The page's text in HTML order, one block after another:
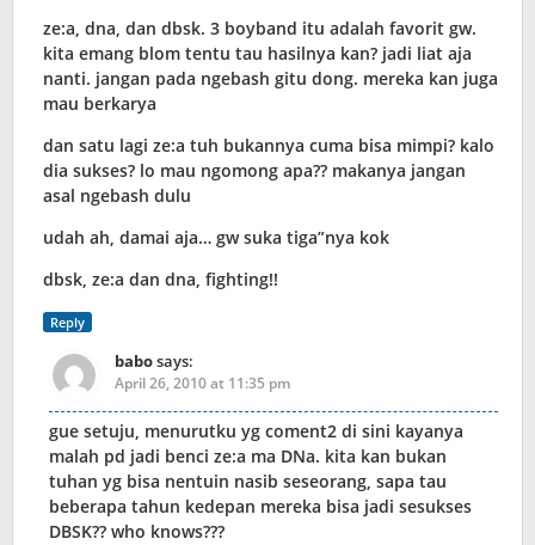
ze:a, dna, dan dbsk. 3 boyband itu adalah favorit gw.
kita emang blom tentu tau hasilnya kan? jadi liat aja
nanti. jangan pada ngebash gitu dong. mereka kan juga
mau berkarya
dan satu lagi ze:a tuh bukannya cuma bisa mimpi? kalo
dia sukses? lo mau ngomong apa?? makanya jangan
asal ngebash dulu
udah ah, damai aja… gw suka tiga”nya kok
dbsk, ze:a dan dna, fighting!!
Reply
babosays:
April 26, 2010 at 11:35 pm
gue setuju, menurutku yg coment2 di sini kayanya
malah pd jadi benci ze:a ma DNa. kita kan bukan
tuhan yg bisa nentuin nasib seseorang, sapa tau
beberapa tahun kedepan mereka bisa jadi sesukses
DBSK?? who knows???